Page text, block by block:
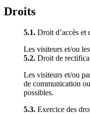
Droits
5.1. Droit d’accès et
Les visiteurs et/ou
5.2. Droit de
Les visiteurs et/ou
de communication
possibles.
5.3. Exercice des